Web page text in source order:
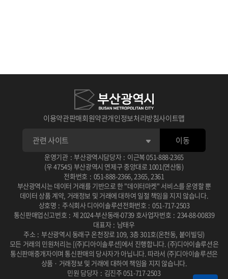
판매 가능한 공급자가 되려면
판매자 신청이 완료되면공급자 자격을 획득!
공급자 관리 메뉴에서 상품 등록 신청이 가능
상품 등록 신청 후승인 절차 확인!
수요자가 맞춤형 신청하면
공급자가 답변 완료 후수요자에게 알림, 답변 확인 후 승인, 반려
승인, 반려 처리 후 공급자에게 알림 전자계약 링크 생성 후 수요자에게 알림
수요자가 서명 후 공급자에게 알림공급자가 확인
수요자가 분석 서비스 신청하면
관리자가 승인, 반려처리 후공급자 전체에게 알림
승인 시 시작일에 맞춰 진행중 종료일에 맞춰 심사중으로 바뀜
공급자가 참여수요자가 순위 결정 심사 및 상금 결제
이용약관판매회원약관개인정보처리방침사이트맵
운영기관 : 부산광역시담당자 : 이근복051-888-2365
(우 47545) 부산광역시 연제구 중앙대로 1001(연산동)
전화번호 : 051-888-2366, 2365, 2361
부산광역시는 데이터 거래를 기반으로 한 "데이터마켓" 서비스를 운영할 뿐
데이터 상품 계약, 거래정보 및 거래에 대하여 일절 책임을 지지 않습니다.
상호명 : 주식회사 디아이솔루션전화번호 : 051-717-2503
통신판매업신고번호 : 제 2024-부산동래-0739 호사업자번호 : 234-88-00839
대표자 : 남태우
주소 : 부산광역시 동래구 온천장로 109, 3층 301호(온천동, 붙이빌딩)
모든 거래의 민원처리는 [(주)디아이솔루션]에서 진행합니다. (주)디아이솔루션은
통신판매중개자이며 통신판매의 당사자가 아닙니다. 따라서 (주)디아이솔루션은
상품 · 거래정보 및 거래에 대하여 책임을 지지 않습니다.
민원 담당자 : 김진주 051-717-2503
이동